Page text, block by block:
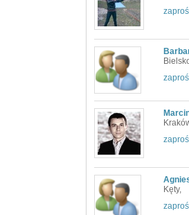
zaproś
zaproś
zaproś
Kęty,
zaproś